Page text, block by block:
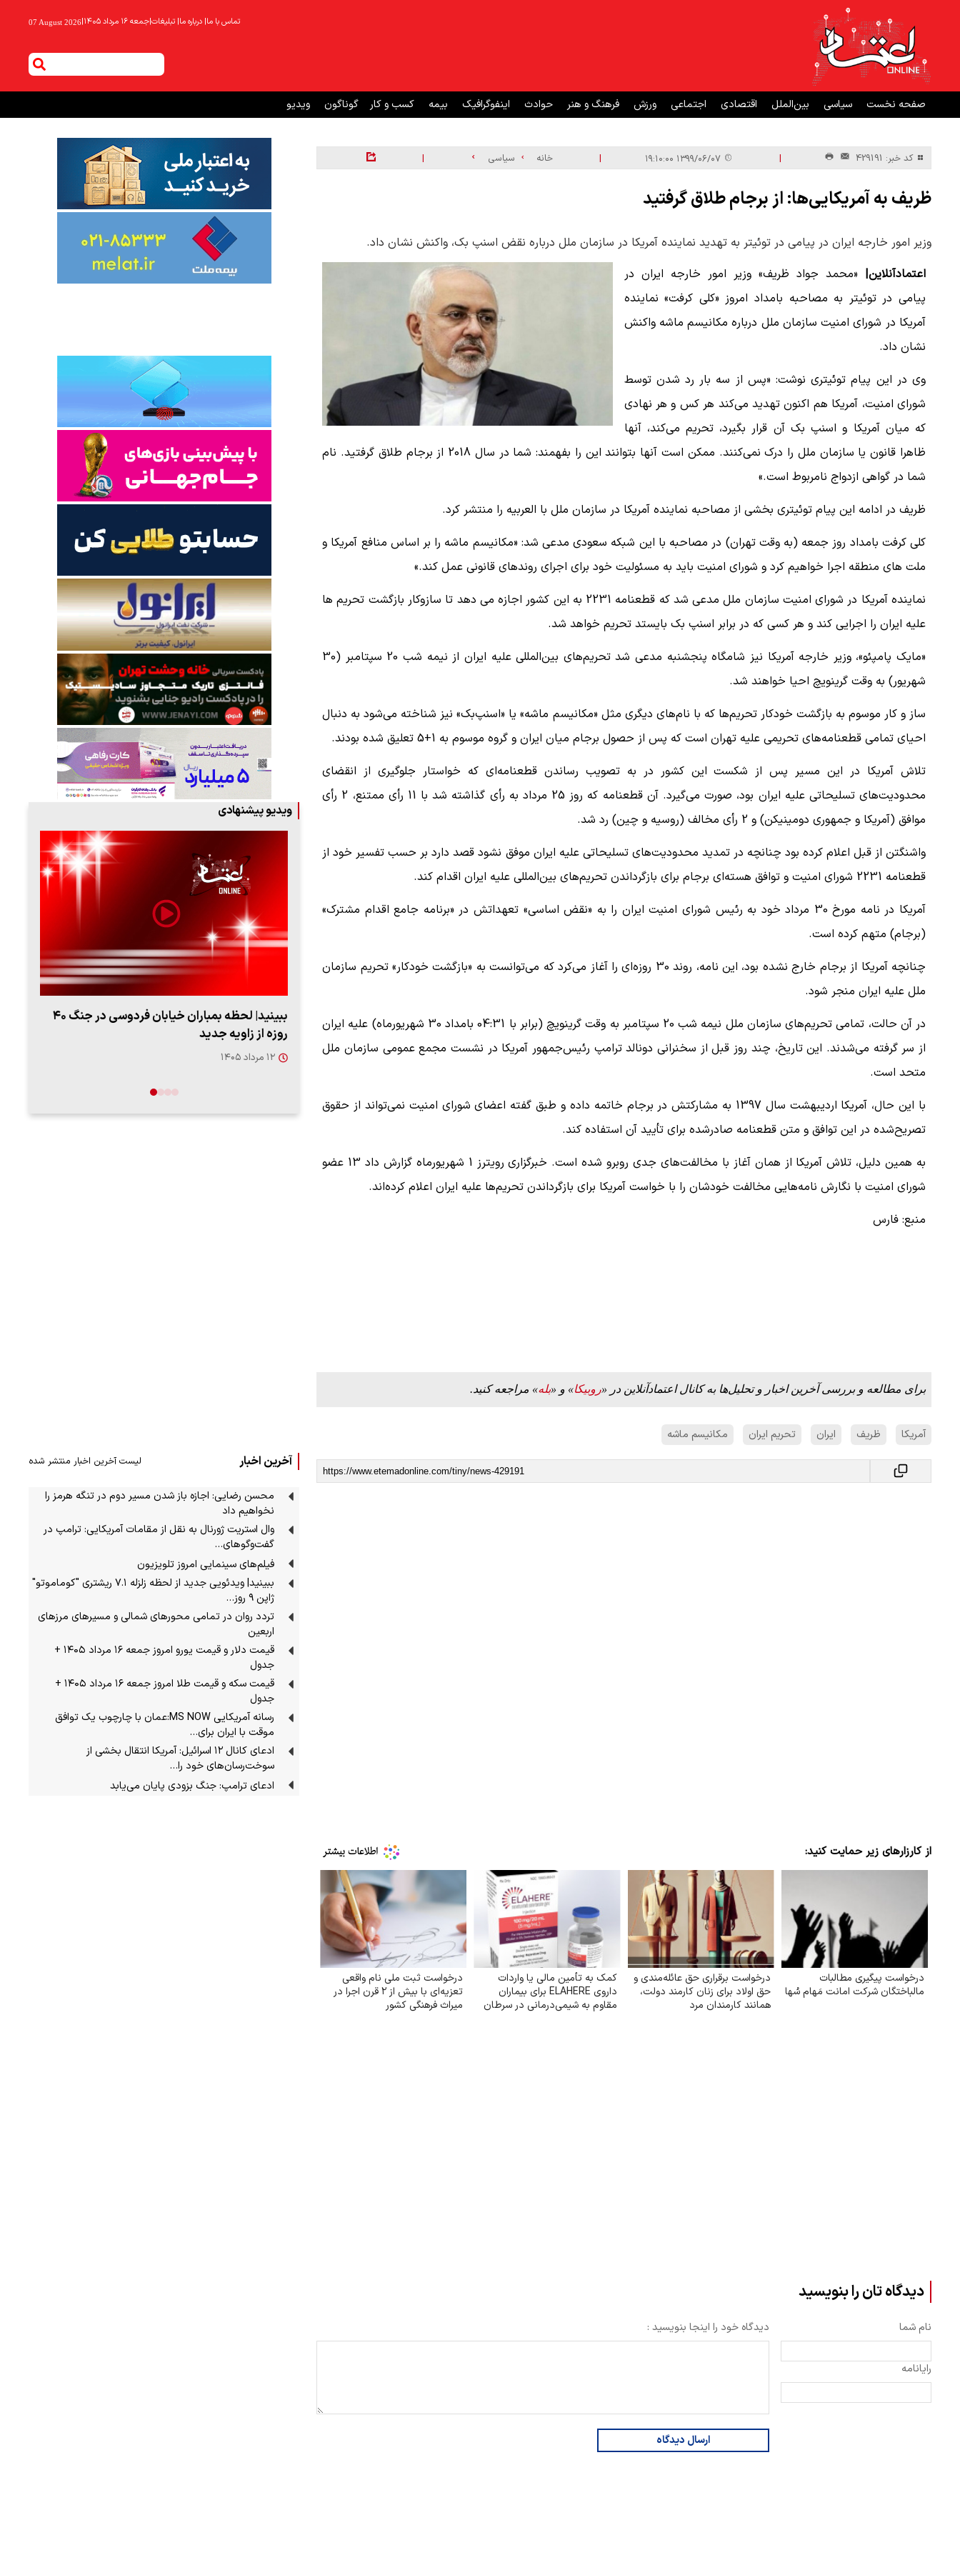
تماس با ما| درباره ما| تبلیغات|جمعه ۱۶ مرداد ۱۴۰۵ |
07 August 2026
صفحه نخست سیاسی بین‌الملل اقتصادی اجتماعی ورزش فرهنگ و هنر حوادث اینفوگرافیک بیمه کسب و کار گوناگون ویدیو
کد خبر: 429191 |
| خانه سیاسی |
ظریف به آمریکایی‌ها: از برجام طلاق گرفتید
وزیر امور خارجه ایران در پیامی در توئیتر به تهدید نماینده آمریکا در سازمان ملل درباره نقض اسنپ بک، واکنش نشان داد.
اعتمادآنلاین| «محمد جواد ظریف» وزیر امور خارجه ایران در
پیامی در توئیتر به مصاحبه بامداد امروز «کلی کرفت» نماینده
آمریکا در شورای امنیت سازمان ملل درباره مکانیسم ماشه واکنش
نشان داد.
وی در این پیام توئیتری نوشت: «پس از سه بار رد شدن توسط
شورای امنیت، آمریکا هم اکنون تهدید می‌کند هر کس و هر نهادی
که میان آمریکا و اسنپ بک آن قرار بگیرد، تحریم می‌کند، آنها
ظاهرا قانون یا سازمان ملل را درک نمی‌کنند. ممکن است آنها بتوانند این را بفهمند: شما در سال 2018 از برجام طلاق گرفتید. نام
شما در گواهی ازدواج نامربوط است.»
ظریف در ادامه این پیام توئیتری بخشی از مصاحبه نماینده آمریکا در سازمان ملل با العربیه را منتشر کرد.
کلی کرفت بامداد روز جمعه (به وقت تهران) در مصاحبه با این شبکه سعودی مدعی شد: «مکانیسم ماشه را بر اساس منافع آمریکا و
ملت های منطقه اجرا خواهیم کرد و شورای امنیت باید به مسئولیت خود برای اجرای روندهای قانونی عمل کند.»
نماینده آمریکا در شورای امنیت سازمان ملل مدعی شد که قطعنامه 2231 به این کشور اجازه می دهد تا سازوکار بازگشت تحریم ها
علیه ایران را اجرایی کند و هر کسی که در برابر اسنپ بک بایستد تحریم خواهد شد.
«مایک پامپئو»، وزیر خارجه آمریکا نیز شامگاه پنجشنبه مدعی شد تحریم‌های بین‌المللی علیه ایران از نیمه شب 20 سپتامبر (30
شهریور) به وقت گرینویچ احیا خواهند شد.
ساز و کار موسوم به بازگشت خودکار تحریم‌ها که با نام‌های دیگری مثل «مکانیسم ماشه» یا «اسنپ‌بک» نیز شناخته می‌شود به دنبال
احیای تمامی قطعنامه‌های تحریمی علیه تهران است که پس از حصول برجام میان ایران و گروه موسوم به 1+5 تعلیق شده بودند.
تلاش آمریکا در این مسیر پس از شکست این کشور در به تصویب رساندن قطعنامه‌ای که خواستار جلوگیری از انقضای
محدودیت‌های تسلیحاتی علیه ایران بود، صورت می‌گیرد. آن قطعنامه که روز 25 مرداد به رأی گذاشته شد با 11 رأی ممتنع، 2 رأی
موافق (آمریکا و جمهوری دومینیکن) و 2 رأی مخالف (روسیه و چین) رد شد.
واشنگتن از قبل اعلام کرده بود چنانچه در تمدید محدودیت‌های تسلیحاتی علیه ایران موفق نشود قصد دارد بر حسب تفسیر خود از
قطعنامه 2231 شورای امنیت و توافق هسته‌ای برجام برای بازگرداندن تحریم‌های بین‌المللی علیه ایران اقدام کند.
آمریکا در نامه مورخ 30 مرداد خود به رئیس شورای امنیت ایران را به «نقض اساسی» تعهداتش در «برنامه جامع اقدام مشترک»
(برجام) متهم کرده است.
چنانچه آمریکا از برجام خارج نشده بود، این نامه، روند 30 روزه‌ای را آغاز می‌کرد که می‌توانست به «بازگشت خودکار» تحریم‌ سازمان
ملل علیه ایران منجر شود.
در آن حالت، تمامی تحریم‌های سازمان ملل نیمه شب 20 سپتامبر به وقت گرینویچ (برابر با 04:31 بامداد 30 شهریورماه) علیه ایران
از سر گرفته می‌شدند. این تاریخ، چند روز قبل از سخنرانی دونالد ترامپ رئیس‌جمهور آمریکا در نشست مجمع عمومی سازمان ملل
متحد است.
با این حال، آمریکا اردیبهشت سال 1397 به مشارکتش در برجام خاتمه داده و طبق گفته اعضای شورای امنیت نمی‌تواند از حقوق
تصریح‌شده در این توافق و متن قطعنامه صادرشده برای تأیید آن استفاده کند.
به همین دلیل، تلاش آمریکا از همان آغاز با مخالفت‌های جدی روبرو شده است. خبرگزاری رویترز 1 شهریورماه گزارش داد 13 عضو
شورای امنیت با نگارش نامه‌هایی مخالفت خودشان را با خواست آمریکا برای بازگرداندن تحریم‌ها علیه ایران اعلام کرده‌اند.
منبع: فارس
برای مطالعه و بررسی آخرین اخبار و تحلیل‌ها به کانال اعتمادآنلاین در «روبیکا» و «بله» مراجعه کنید.
آمریکا ظریف ایران تحریم ایران مکانیسم ماشه
از کارزارهای زیر حمایت کنید:
درخواست پیگیری مطالبات
مالباختگان شرکت امانت مَهام سُها
درخواست برقراری حق عائله‌مندی و
حق اولاد برای زنان کارمند دولت،
همانند کارمندان مرد
کمک به تأمین مالی یا واردات
داروی ELAHERE برای بیماران
مقاوم به شیمی‌درمانی در سرطان
درخواست ثبت ملی نام واقعی
تعزیه‌ای با بیش از ۲ قرن اجرا در
میراث فرهنگی کشور
دیدگاه تان را بنویسید
نام شما
رایانامه
دیدگاه خود را اینجا بنویسید :
ارسال دیدگاه
ویدیو پیشنهادی
ببینید| ویدئویی جدید از لحظه زلزله ۷.۱ ریشتری
ببینید| روایت رئیس جمهور از لحظه حمله به بیت
رهبری
۱۴ مرداد ۱۴۰۵
پزشکیان: از حد و حدود خودمان دفاع می‌کنیم، اما
به‌دنبال گسترش جنگ نیس…
۱۳ مرداد ۱۴۰۵
ببینید| لحظه بمباران خیابان فردوسی در جنگ ۴۰
روزه از زاویه جدید
۱۲ مرداد ۱۴۰۵
آخرین اخبار لیست آخرین اخبار منتشر شده
محسن رضایی: اجازه باز شدن مسیر دوم در تنگه هرمز را
نخواهیم داد
وال استریت ژورنال به نقل از مقامات آمریکایی: ترامپ در
گفت‌وگوهای…
فیلم‌های سینمایی امروز تلویزیون
ببینید| ویدئویی جدید از لحظه زلزله ۷.۱ ریشتری "کوماموتو"
ژاپن ۹ روز…
تردد روان در تمامی محورهای شمالی و مسیرهای مرزهای
اربعین
قیمت دلار و قیمت یورو امروز جمعه ۱۶ مرداد ۱۴۰۵ +
جدول
قیمت سکه و قیمت طلا امروز جمعه ۱۶ مرداد ۱۴۰۵ +
جدول
رسانه آمریکایی MS NOW:عمان با چارچوب یک توافق
موقت با ایران برای…
ادعای کانال ۱۲ اسرائیل: آمریکا انتقال بخشی از
سوخت‌رسان‌های خود را…
ادعای ترامپ: جنگ بزودی پایان می‌یابد